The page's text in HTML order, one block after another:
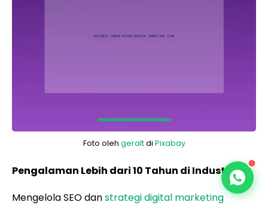
Foto oleh geraltdi Pixabay
Pengalaman Lebih dari 10 Tahun di Industri
Mengelola SEO danstrategi digital marketing